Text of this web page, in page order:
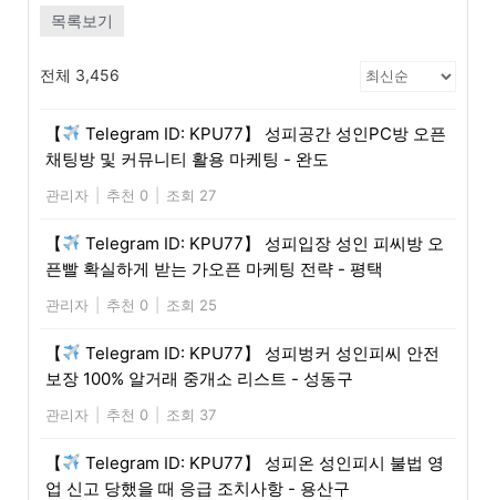
목록보기
전체 3,456
【
Telegram ID: KPU77】 성피공간 성인PC방 오픈
채팅방 및 커뮤니티 활용 마케팅 - 완도
관리자 추천 0 조회 27
【
Telegram ID: KPU77】 성피입장 성인 피씨방 오
픈빨 확실하게 받는 가오픈 마케팅 전략 - 평택
관리자 추천 0 조회 25
【
Telegram ID: KPU77】 성피벙커 성인피씨 안전
보장 100% 알거래 중개소 리스트 - 성동구
관리자 추천 0 조회 37
【
Telegram ID: KPU77】 성피온 성인피시 불법 영
업 신고 당했을 때 응급 조치사항 - 용산구